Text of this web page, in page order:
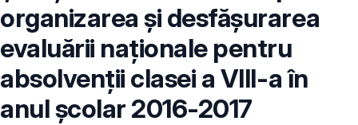
organizarea și desfășurarea
evaluării naționale pentru
absolvenții clasei a VIII-a în
anul școlar 2016-2017